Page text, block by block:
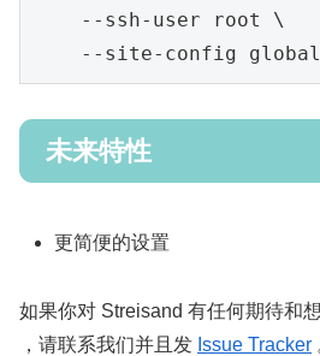
    --ssh-user root \
未来特性
更简便的设置
如果你对 Streisand 有任何期待和
，请联系我们并且发 Issue Tracker